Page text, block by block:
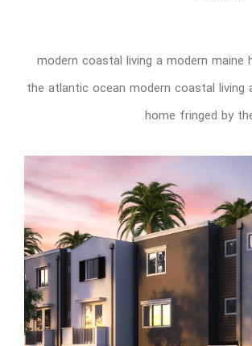
modern coastal living a modern maine
the atlantic ocean modern coastal living
home fringed by